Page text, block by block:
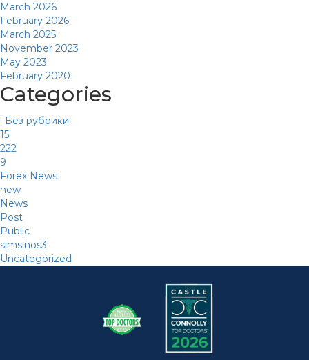
March 2026
February 2026
March 2025
November 2023
May 2023
February 2020
Categories
! Без рубрики
15
222
9
Forex News
new
News
Post
Public
simsinos3
Uncategorized